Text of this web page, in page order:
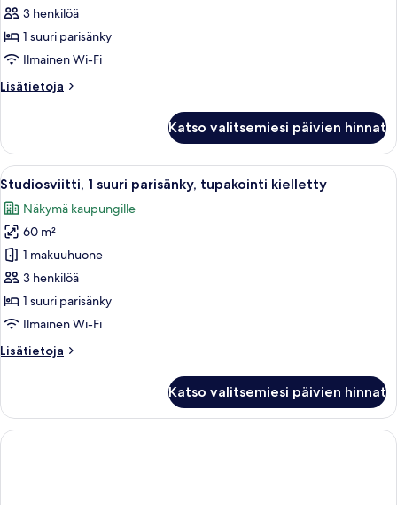
suuri
parisänky
(Penthouse
II)
3 henkilöä
1 suuri parisänky
Ilmainen Wi-Fi
Lisätietoja
Lisätietoja
suuri
parisänky
(Penthouse
II)
Katso valitsemiesi päivien hinnat
Avaa
kaikki
huonetyypin
Studiosviitti,
suuri
parisänky,
tupakointi
kuvat
Moderni hotellihuone, jossa on suuri
4
Studiosviitti, 1 suuri parisänky, tupakointi kielletty
Näkymä kaupungille
60 m²
1 makuuhuone
3 henkilöä
1 suuri parisänky
Ilmainen Wi-Fi
Lisätietoja
Lisätietoja
suuri
parisänky,
tupakointi
Katso valitsemiesi päivien hinnat